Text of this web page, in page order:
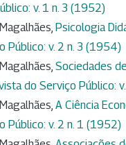
v. 1 n. 3 (1952)
Psicologia
Público: v. 2 n. 3 (1954)
Sociedades
do Serviço Público:
A Ciência
Público: v. 2 n. 1 (1952)